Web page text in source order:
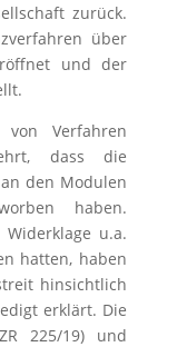
zurück.
über
und der
Verfahren
dass die
den Modulen
haben.
u.a.
hatten, haben
hinsichtlich
erklärt. Die
225/19) und